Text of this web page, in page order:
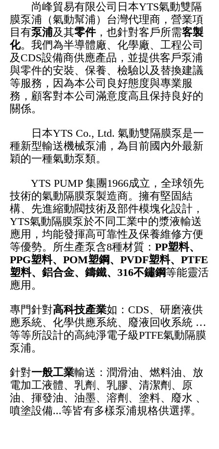
尚峰貿易有限公司日本YTS氣動雙隔
膜泵浦（氣動幫浦）台灣代理商，營業項
目有泵浦及其零件，也針對客戶所需客製
化。我們為半導體廠、化學廠、工程公司
及CDS設備商供應產品，並提供客戶泵浦
與零件的安裝、保養、檢驗以及替換建議
等服務，因為本公司良好態度與專業服
務，顧客對本公司滿意度高且保持良好的
關係。
日本YTS Co., Ltd. 氣動雙隔膜泵是一
種新型輸送機械泵浦，為目前國內外最新
穎的一種氣動泵類。
YTS PUMP 集團1966成立，全球領先
技術的氣動隔膜泵製造商。擁有堅固結
構、先進縮動閥技術及部件模塊化設計，
YTS氣動隔膜泵於不同工業中的漿液輸送
應用，均能發揮高可靠性及保養維修方便
等優勢。所生產泵含8種材質： PP塑料、
PPG塑料、POM塑鋼、PVDF塑料、PTFE
塑料、鋁合金、鑄鐵、316不鏽鋼等能靈活
應用。
專門針對高科技產業如：CDS、研磨液供
應系統、化學供應系統、廢液回收系統 …
等等所設計的高純淨電子級PTFE氣動隔膜
泵浦。
針對一般工業輸送：潤滑油、燃料油、放
電加工液體、乳劑、乳膠、清潔劑、原
油、揮發油、油墨、溶劑、塗料、廢水 、
噴塗設備...等皆有多樣泵浦規格供選擇。